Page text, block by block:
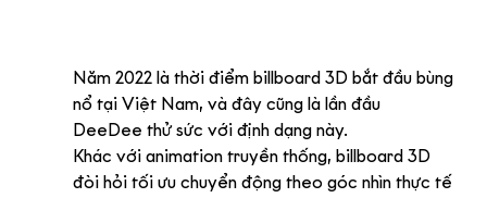
Năm 2022 là thời điểm billboard 3D bắt đầu bùng
nổ tại Việt Nam, và đây cũng là lần đầu
DeeDee thử sức với định dạng này.
Khác với animation truyền thống, billboard 3D
đòi hỏi tối ưu chuyển động theo góc nhìn thực tế